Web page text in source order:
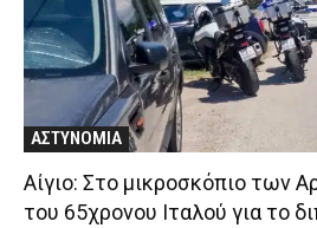
ΑΣΤΥΝΟΜΙΑ
Αίγιο: Στο μικροσκόπιο των
του 65χρονου Ιταλού για το